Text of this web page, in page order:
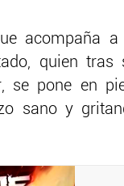
acompaña a
quien
se pone en
sano y